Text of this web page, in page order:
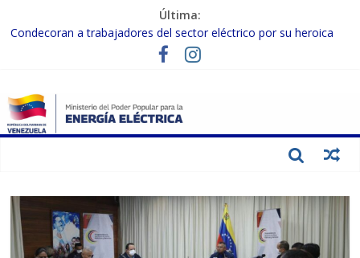
Última:
Condecoran a trabajadores del sector eléctrico por su heroica
labor tras el doble sismo del 24-J
Gobierno Nacional coordina acciones con el sector privado para
Inspeccionan trabajos de rehabilitación en instalaciones del SEN
en Carabobo
Gobierno Nacional activa plan preventivo para fortalecer el SEN